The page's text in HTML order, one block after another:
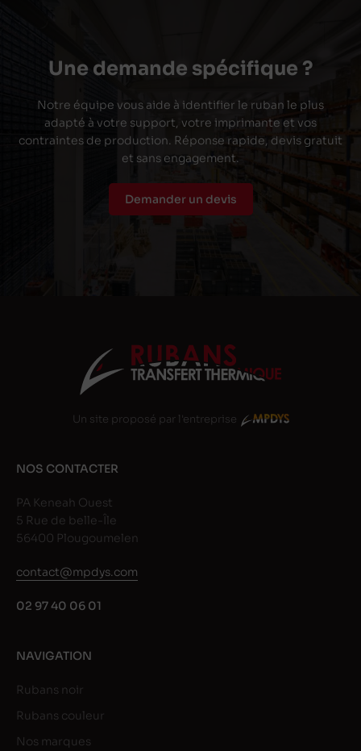
Une demande spécifique ?
Notre équipe vous aide à identifier le ruban le plus
adapté à votre support, votre imprimante et vos
contraintes de production. Réponse rapide, devis gratuit
et sans engagement.
Demander un devis
Un site proposé par l'entreprise
NOS CONTACTER
PA Keneah Ouest
5 Rue de belle-Île
56400 Plougoumelen
contact@mpdys.com
02 97 40 06 01
NAVIGATION
Rubans noir
Rubans couleur
Nos marques